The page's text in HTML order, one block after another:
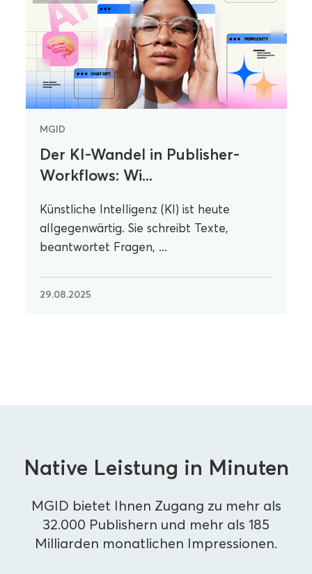
MGID
Der KI-Wandel in Publisher-
Workflows: Wi...
Künstliche Intelligenz (KI) ist heute
allgegenwärtig. Sie schreibt Texte,
beantwortet Fragen, ...
29.08.2025
Native Leistung in Minuten
MGID bietet Ihnen Zugang zu mehr als
32.000 Publishern und mehr als 185
Milliarden monatlichen Impressionen.